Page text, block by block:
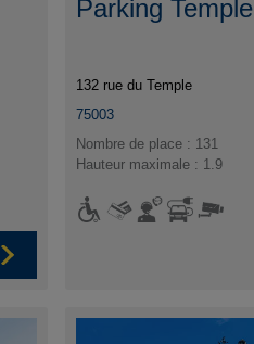
Parking Temple
132 rue du Temple
75003
Nombre de place : 131
Hauteur maximale : 1.9